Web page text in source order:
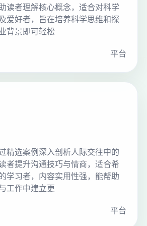
读者理解核心概念，适合对科学
爱好者，旨在培养科学思维和探
背景即可轻松
平台
精选案例深入剖析人际交往中的
者提升沟通技巧与情商，适合希
学习者，内容实用性强，能帮助
工作中建立更
平台